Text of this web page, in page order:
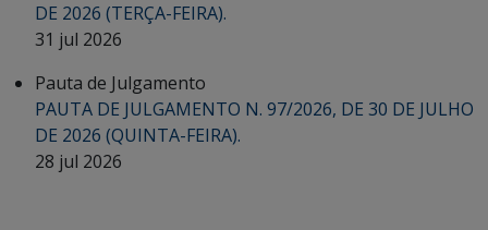
DE 2026 (TERÇA-FEIRA).
31 jul 2026
Pauta de Julgamento
PAUTA DE JULGAMENTO N. 97/2026, DE 30 DE JULHO
DE 2026 (QUINTA-FEIRA).
28 jul 2026